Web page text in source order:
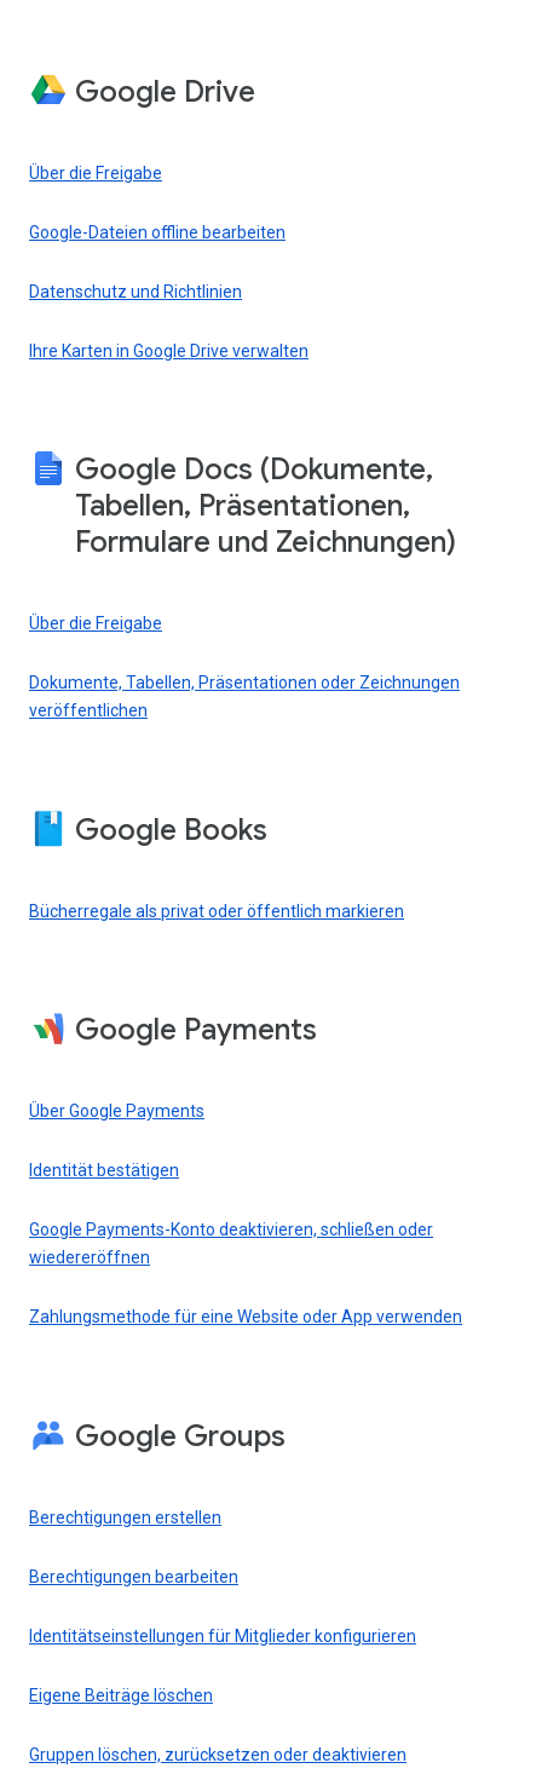
Google Drive
Über die Freigabe
Google-Dateien offline bearbeiten
Datenschutz und Richtlinien
Ihre Karten in Google Drive verwalten
Google Docs (Dokumente,
Tabellen, Präsentationen,
Formulare und Zeichnungen)
Über die Freigabe
Dokumente, Tabellen, Präsentationen oder Zeichnungen
veröffentlichen
Google Books
Bücherregale als privat oder öffentlich markieren
Google Payments
Über Google Payments
Identität bestätigen
Google Payments-Konto deaktivieren, schließen oder
wiedereröffnen
Zahlungsmethode für eine Website oder App verwenden
Google Groups
Berechtigungen erstellen
Berechtigungen bearbeiten
Identitätseinstellungen für Mitglieder konfigurieren
Eigene Beiträge löschen
Gruppen löschen, zurücksetzen oder deaktivieren